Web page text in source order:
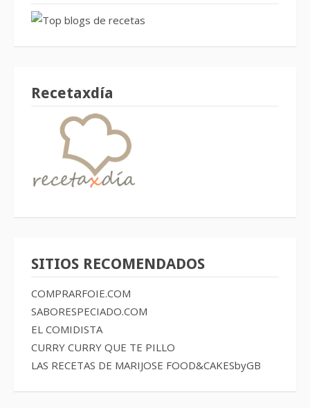
Recetaxdía
SITIOS RECOMENDADOS
COMPRARFOIE.COM
SABORESPECIADO.COM
EL COMIDISTA
CURRY CURRY QUE TE PILLO
LAS RECETAS DE MARIJOSE FOOD&CAKESbyGB